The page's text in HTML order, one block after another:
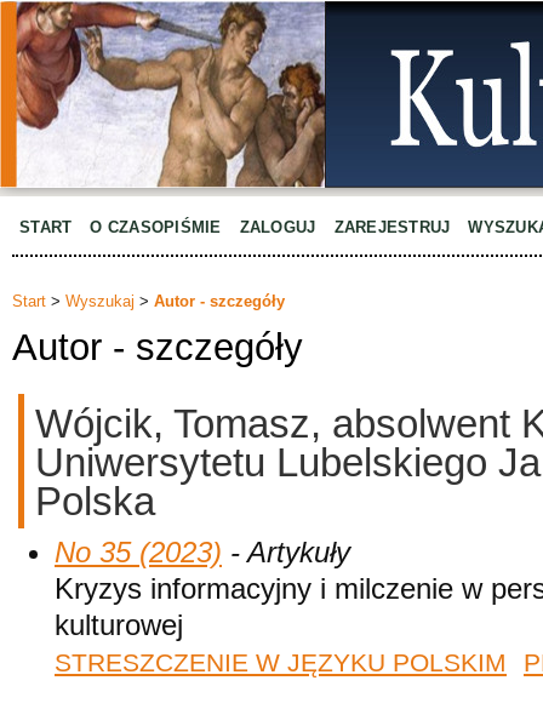
START O CZASOPIŚMIE ZALOGUJ ZAREJESTRUJ
Start > Wyszukaj > Autor - szczegóły
Autor - szczegóły
Wójcik, Tomasz, absolwent
Uniwersytetu Lubelskiego
Polska
No 35 (2023) - Artykuły
Kryzys informacyjny i milczenie w
kulturowej
STRESZCZENIE W JĘZYKU POLSKIM